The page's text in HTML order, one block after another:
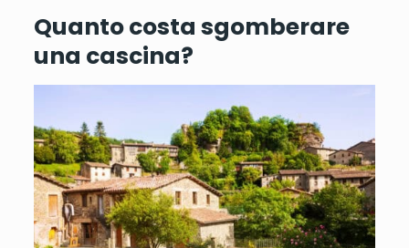
Quanto costa sgomberare
una cascina?